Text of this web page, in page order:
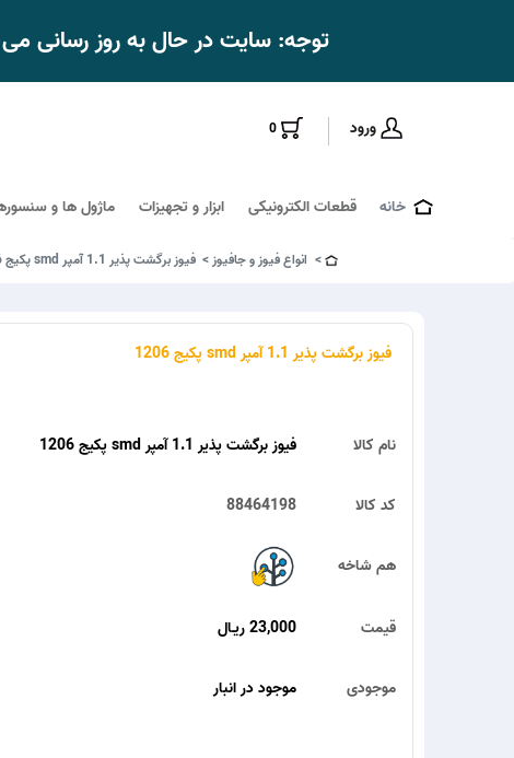
توجه: سایت در حال به روز رسانی
0 ورود
خانه قطعات الکترونیکی ابزار و تجهیزات ماژول ها و
انواع فیوز و جافیوز فیوز برگشت پذیر 1.1 آمپر smd پکیج 1206
فیوز برگشت پذیر 1.1 آمپر smd پکیج 1206
فیوز برگشت پذیر 1.1 آمپر smd پکیج 1206 نام کالا
88464198 کد کالا
هم شاخه
23,000 ریـال قیمت
موجود در انبار موجودی